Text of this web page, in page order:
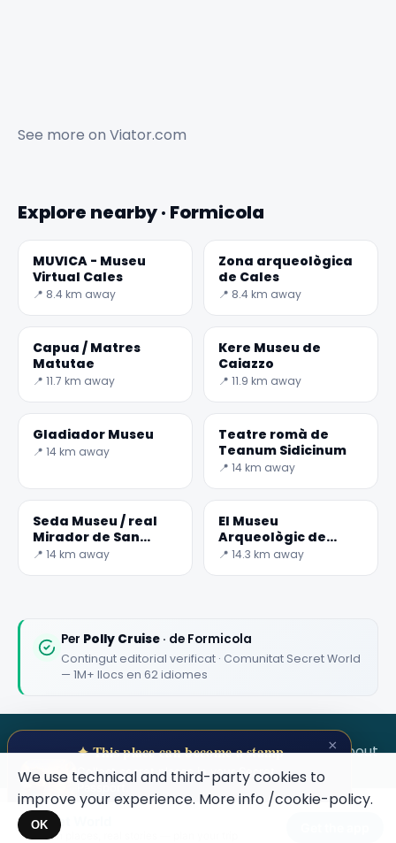
See more on Viator.com
Explore nearby · Formicola
MUVICA - Museu
Virtual Cales
📍 8.4 km away
Zona arqueològica
de Cales
📍 8.4 km away
Capua / Matres
Matutae
📍 11.7 km away
Kere Museu de
Caiazzo
📍 11.9 km away
Gladiador Museu
📍 14 km away
Teatre romà de
Teanum Sidicinum
📍 14 km away
Seda Museu / real
Mirador de San
Leucio
📍 14 km away
El Museu
Arqueològic de
Teano
📍 14.3 km away
Per Polly Cruise · de Formicola
Contingut editorial verificat · Comunitat Secret World
— 1M+ llocs en 62 idiomes
SECRET WORLD TermsPrivacyAbout
We use technical and third-party cookies to
improve your experience. More info /cookie-policy.
OK
× Secret World
Hidden places, real stories — plan your trip
×
✦ This place can become a stamp
Collect secret places in your Secret